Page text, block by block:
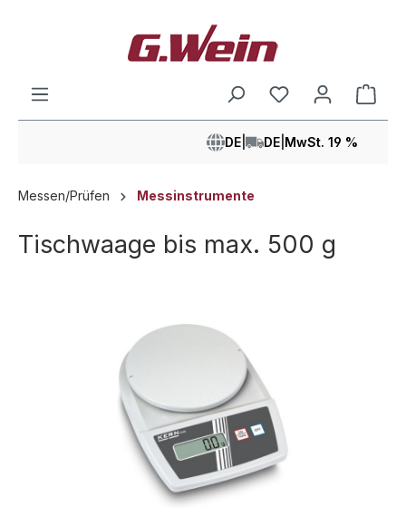
DE DE MwSt. 19 %
Messen/Prüfen Messinstrumente
Tischwaage bis max. 500 g
Bildergalerie überspringen